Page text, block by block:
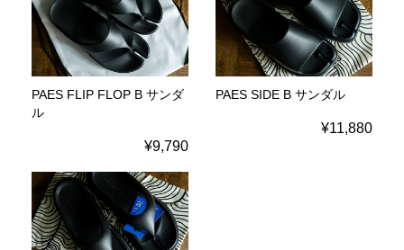
PAES FLIP FLOP B サンダ
ル
¥9,790
PAES SIDE B サンダル
¥11,880